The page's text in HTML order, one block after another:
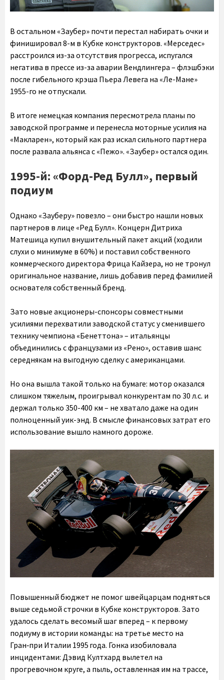
В остальном «Заубер» почти перестал набирать очки и
финишировал 8-м в Кубке конструкторов. «Мерседес»
расстроился из-за отсутствия прогресса, испугался
негатива в прессе из-за аварии Вендлингера – флэшбэки
после гибельного крэша Пьера Левега на «Ле-Мане»
1955-го не отпускали.
В итоге немецкая компания пересмотрела планы по
заводской программе и перенесла моторные усилия на
«Макларен», который как раз искал сильного партнера
после развала альянса с «Пежо». «Заубер» остался один.
1995-й: «Форд-Ред Булл», первый
подиум
Однако «Зауберу» повезло – они быстро нашли новых
партнеров в лице «Ред Булл». Концерн Дитриха
Матешица купил внушительный пакет акций (ходили
слухи о минимуме в 60%) и поставил собственного
коммерческого директора Фрица Кайзера, но не тронул
оригинальное название, лишь добавив перед фамилией
основателя собственный бренд.
Зато новые акционеры-спонсоры совместными
усилиями перехватили заводской статус у сменившего
технику чемпиона «Бенеттона» – итальянцы
объединились с французами из «Рено», оставив шанс
середнякам на выгодную сделку с американцами.
Но она вышла такой только на бумаге: мотор оказался
слишком тяжелым, проигрывал конкурентам по 30 л.с. и
держал только 350-400 км – не хватало даже на один
полноценный уик-энд. В смысле финансовых затрат его
использование вышло намного дороже.
Повышенный бюджет не помог швейцарцам подняться
выше седьмой строчки в Кубке конструкторов. Зато
удалось сделать весомый шаг вперед – к первому
подиуму в истории команды: на третье место на
Гран‑при Италии 1995 года. Гонка изобиловала
инцидентами: Дэвид Култхард вылетел на
прогревочном круге, а пыль, оставленная им на трассе,